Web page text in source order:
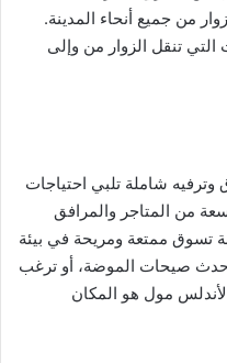
من جميع أنحاء المدينة.
تنقل الزوار من وإلى
شاملة تلبي احتياجات
من المتاجر والمرافق
تسوق ممتعة ومريحة في بيئة
صيحات الموضة، أو ترغب
مول هو المكان